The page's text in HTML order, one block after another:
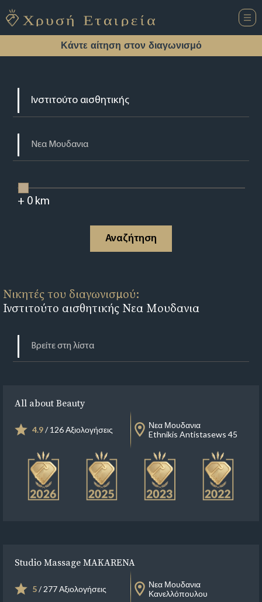
Κάντε αίτηση στον διαγωνισμό
+ 0km
Αναζήτηση
Νικητές του διαγωνισμού:
Ινστιτούτο αισθητικής Νεα Μουδανια
All about Beauty
4.9/ 126 Αξιολογήσεις
Νεα Μουδανια
Ethnikis Antistasews 45
Studio Massage MAKARENA
5/ 277 Αξιολογήσεις
Νεα Μουδανια
Κανελλόπουλου